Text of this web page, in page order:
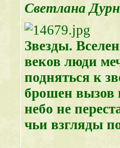
Светлана
Звезды.
веков люди
подняться к
брошен вызов
небо не
чьи взгляды